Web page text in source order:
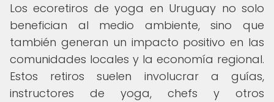
Los ecoretiros de yoga en Uruguay no solo
benefician al medio ambiente, sino que
también generan un impacto positivo en las
comunidades locales y la economía regional.
Estos retiros suelen involucrar a guías,
instructores de yoga, chefs y otros